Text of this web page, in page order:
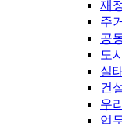
재
주
공
도
실
건
우
업